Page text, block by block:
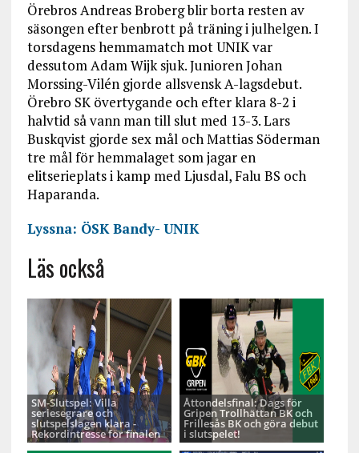
Örebros Andreas Broberg blir borta resten av
säsongen efter benbrott på träning i julhelgen. I
torsdagens hemmamatch mot UNIK var
dessutom Adam Wijk sjuk. Junioren Johan
Morssing-Vilén gjorde allsvensk A-lagsdebut.
Örebro SK övertygande och efter klara 8-2 i
halvtid så vann man till slut med 13-3. Lars
Buskqvist gjorde sex mål och Mattias Söderman
tre mål för hemmalaget som jagar en
elitserieplats i kamp med Ljusdal, Falu BS och
Haparanda.
Lyssna: ÖSK Bandy- UNIK
Läs också
SM-Slutspel: Villa
seriesegrare och
slutspelslagen klara -
Rekordintresse för finalen
Åttondelsfinal: Dags för
Gripen Trollhättan BK och
Frillesås BK och göra debut
i slutspelet!